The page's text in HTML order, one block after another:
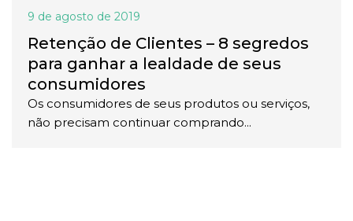
9 de agosto de 2019
Retenção de Clientes – 8 segredos
para ganhar a lealdade de seus
consumidores
Os consumidores de seus produtos ou serviços,
não precisam continuar comprando...